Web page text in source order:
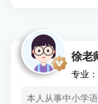
徐老
专业：
本人从事中小学